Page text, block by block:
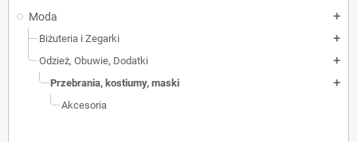
Moda add
Biżuteria i Zegarki add
Odzież, Obuwie, Dodatki add
Przebrania, kostiumy, maski add
Akcesoria